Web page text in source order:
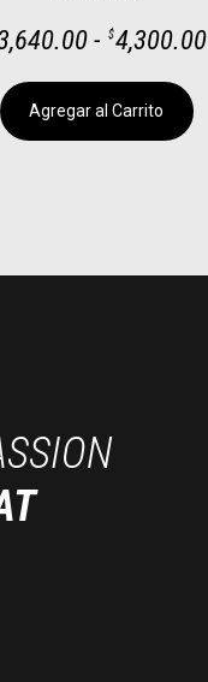
- $4,300.00
Agregar al Carrito